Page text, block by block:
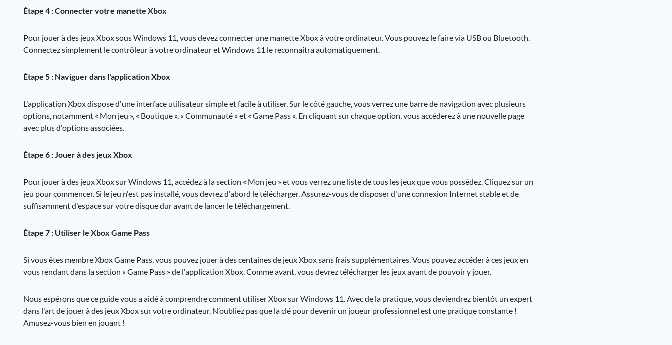
Étape 4 : Connecter votre manette Xbox
Pour jouer à des jeux Xbox sous Windows 11, vous devez connecter une manette Xbox à votre ordinateur. Vous pouvez le faire via USB ou Bluetooth.
Connectez simplement le contrôleur à votre ordinateur et Windows 11 le reconnaîtra automatiquement.
Étape 5 : Naviguer dans l'application Xbox
L'application Xbox dispose d'une interface utilisateur simple et facile à utiliser. Sur le côté gauche, vous verrez une barre de navigation avec plusieurs
options, notamment « Mon jeu », « Boutique », « Communauté » et « Game Pass ». En cliquant sur chaque option, vous accéderez à une nouvelle page
avec plus d'options associées.
Étape 6 : Jouer à des jeux Xbox
Pour jouer à des jeux Xbox sur Windows 11, accédez à la section « Mon jeu » et vous verrez une liste de tous les jeux que vous possédez. Cliquez sur un
jeu pour commencer. Si le jeu n'est pas installé, vous devrez d'abord le télécharger. Assurez-vous de disposer d'une connexion Internet stable et de
suffisamment d'espace sur votre disque dur avant de lancer le téléchargement.
Étape 7 : Utiliser le Xbox Game Pass
Si vous êtes membre Xbox Game Pass, vous pouvez jouer à des centaines de jeux Xbox sans frais supplémentaires. Vous pouvez accéder à ces jeux en
vous rendant dans la section « Game Pass » de l'application Xbox. Comme avant, vous devrez télécharger les jeux avant de pouvoir y jouer.
Nous espérons que ce guide vous a aidé à comprendre comment utiliser Xbox sur Windows 11. Avec de la pratique, vous deviendrez bientôt un expert
dans l'art de jouer à des jeux Xbox sur votre ordinateur. N’oubliez pas que la clé pour devenir un joueur professionnel est une pratique constante !
Amusez-vous bien en jouant !